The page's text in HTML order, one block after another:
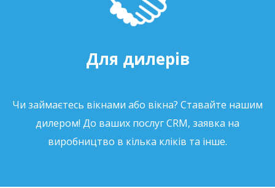
Для дилерів
Чи займаєтесь вікнами або вікна? Ставайте нашим
дилером! До ваших послуг CRM, заявка на
виробництво в кілька кліків та інше.